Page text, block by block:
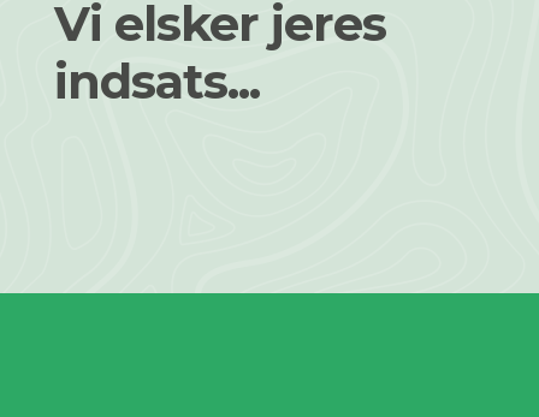
Vi elsker jeres
indsats...